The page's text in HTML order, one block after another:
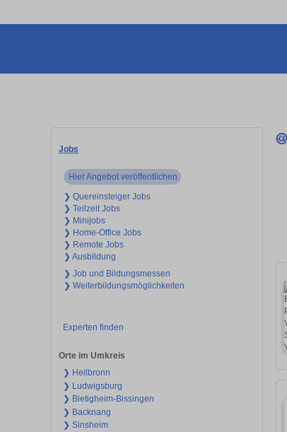
Jobs
Hier Angebot veröffentlichen
❯ Quereinsteiger Jobs
❯ Teilzeit Jobs
❯ Minijobs
❯ Home-Office Jobs
❯ Remote Jobs
❯ Ausbildung
❯ Job und Bildungsmessen
❯ Weiterbildungsmöglichkeiten
Experten finden
Orte im Umkreis
❯ Heilbronn
❯ Ludwigsburg
❯ Bietigheim-Bissingen
❯ Backnang
❯ Sinsheim